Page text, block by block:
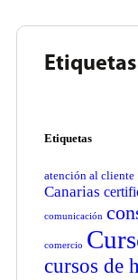
Etiquetas
Etiquetas
atención al cliente
Canarias
comunicación
comercio
cursos de